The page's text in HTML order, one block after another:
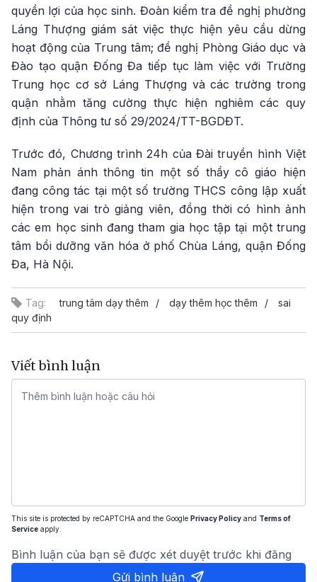
quyền lợi của học sinh. Đoàn kiểm tra đề nghị phường
Láng Thượng giám sát việc thực hiện yêu cầu dừng
hoạt động của Trung tâm; đề nghị Phòng Giáo dục và
Đào tạo quận Đống Đa tiếp tục làm việc với Trường
Trung học cơ sở Láng Thượng và các trường trong
quận nhằm tăng cường thực hiện nghiêm các quy
định của Thông tư số 29/2024/TT-BGDĐT.
Trước đó, Chương trình 24h của Đài truyền hình Việt
Nam phản ánh thông tin một số thầy cô giáo hiện
đang công tác tại một số trường THCS công lập xuất
hiện trong vai trò giảng viên, đồng thời có hình ảnh
các em học sinh đang tham gia học tập tại một trung
tâm bồi dưỡng văn hóa ở phố Chùa Láng, quận Đống
Đa, Hà Nội.
Tag: trung tâm dạy thêm dạy thêm học thêm
sai
quy định
Viết bình luận
This site is protected by reCAPTCHA and the Google Privacy Policy and Terms of
Service apply.
Bình luận của bạn sẽ được xét duyệt trước khi đăng
Gửi bình luận